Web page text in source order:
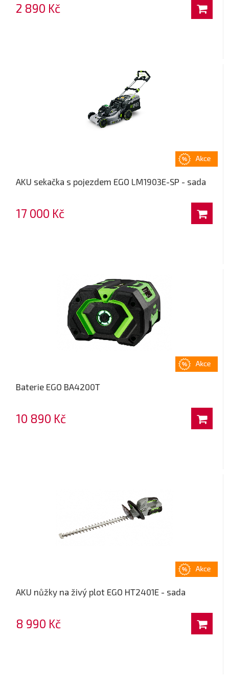
2 890 Kč
AKU sekačka s pojezdem EGO LM1903E-SP - sada
17 000 Kč
Baterie EGO BA4200T
10 890 Kč
AKU nůžky na živý plot EGO HT2401E - sada
8 990 Kč